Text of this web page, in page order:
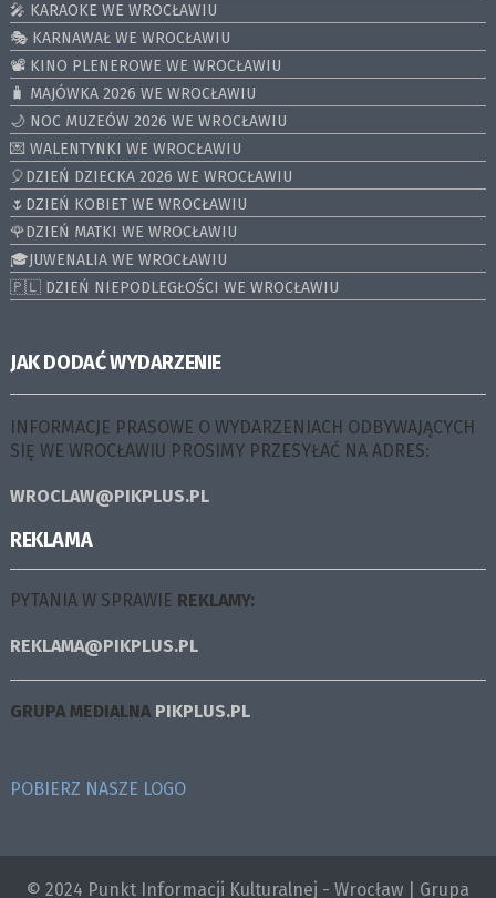
🎤 KARAOKE WE WROCŁAWIU
🎭 KARNAWAŁ WE WROCŁAWIU
📽️ KINO PLENEROWE WE WROCŁAWIU
🧳 MAJÓWKA 2026 WE WROCŁAWIU
🌙 NOC MUZEÓW 2026 WE WROCŁAWIU
💌 WALENTYNKI WE WROCŁAWIU
🎈DZIEŃ DZIECKA 2026 WE WROCŁAWIU
🌷DZIEŃ KOBIET WE WROCŁAWIU
🌹DZIEŃ MATKI WE WROCŁAWIU
🎓JUWENALIA WE WROCŁAWIU
🇵🇱 DZIEŃ NIEPODLEGŁOŚCI WE WROCŁAWIU
JAK DODAĆ WYDARZENIE
INFORMACJE PRASOWE O WYDARZENIACH ODBYWAJĄCYCH
SIĘ WE WROCŁAWIU PROSIMY PRZESYŁAĆ NA ADRES:
WROCLAW@PIKPLUS.PL
REKLAMA
PYTANIA W SPRAWIE REKLAMY:
REKLAMA@PIKPLUS.PL
GRUPA MEDIALNA PIKPLUS.PL
POBIERZ NASZE LOGO
© 2024 Punkt Informacji Kulturalnej - Wrocław | Grupa